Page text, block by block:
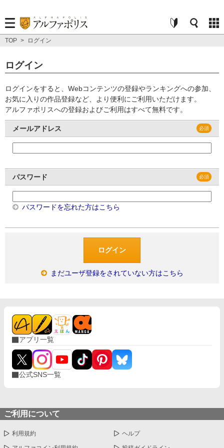
TOP > ログイン
ログイン
ログインをすると、Webコンテンツの登録やランキングへの参加、
お気に入りの作品登録など、より便利にご利用いただけます。
アルファポリスへの登録およびご利用はすべて無料です。
メールアドレス
パスワード
パスワードを忘れた方はこちら
まだユーザ登録をされていない方はこちら
アプリ一覧
公式SNS一覧
ご利用について
利用規約 ヘルプ